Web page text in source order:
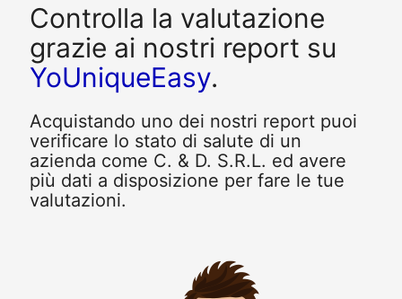
Controlla la valutazione
grazie ai nostri report su
YoUniqueEasy.
Acquistando uno dei nostri report puoi
verificare lo stato di salute di un
azienda come C. & D. S.R.L. ed avere
più dati a disposizione per fare le tue
valutazioni.